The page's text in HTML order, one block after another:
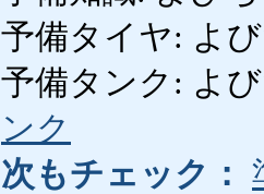
予備タイヤ: よ
予備タンク: よ
ンク
次もチェック：